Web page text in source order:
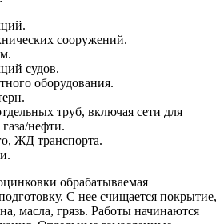
сооружений.
судов.
оборудования.
труб, включая сети для
нефти.
ЖД транспорта.
обрабатываемая
С нее счищается покрытие,
масла, грязь. Работы начинаются